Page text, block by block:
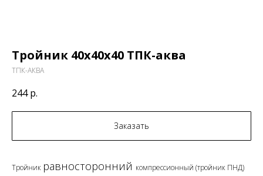
Тройник 40х40х40 ТПК-аква
ТПК-АКВА
244 р.
Заказать
Тройник равносторонний компрессионный (тройник ПНД)